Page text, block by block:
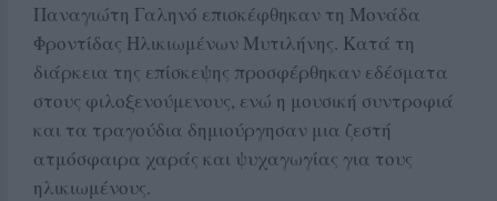
Παναγιώτη Γαληνό επισκέφθηκαν τη Μονάδα
Φροντίδας Ηλικιωμένων Μυτιλήνης. Κατά τη
διάρκεια της επίσκεψης προσφέρθηκαν εδέσματα
στους φιλοξενούμενους, ενώ η μουσική συντροφιά
και τα τραγούδια δημιούργησαν μια ζεστή
ατμόσφαιρα χαράς και ψυχαγωγίας για τους
ηλικιωμένους.